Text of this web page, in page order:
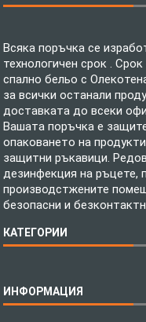
Всяка поръчка се
технологичен срок .
спално бельо с
за всички останали
доставката до всеки
Вашата поръчка е
опаковането на
защитни ръкавици.
дезинфекция на ръцете,
производстжените
безопасни и
КАТЕГОРИИ
Бебешки спални
ИНФОРМАЦИЯ